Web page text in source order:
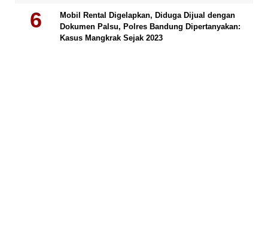
Mobil Rental Digelapkan, Diduga Dijual dengan
Dokumen Palsu, Polres Bandung Dipertanyakan:
Kasus Mangkrak Sejak 2023